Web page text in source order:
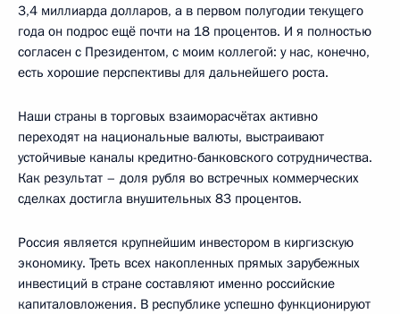
3,4 миллиарда долларов, а в первом полугодии текущего
года он подрос ещё почти на 18 процентов. И я полностью
согласен с Президентом, с моим коллегой: у нас, конечно,
есть хорошие перспективы для дальнейшего роста.
Наши страны в торговых взаиморасчётах активно
переходят на национальные валюты, выстраивают
устойчивые каналы кредитно-банковского сотрудничества.
Как результат – доля рубля во встречных коммерческих
сделках достигла внушительных 83 процентов.
Россия является крупнейшим инвестором в киргизскую
экономику. Треть всех накопленных прямых зарубежных
инвестиций в стране составляют именно российские
капиталовложения. В республике успешно функционируют